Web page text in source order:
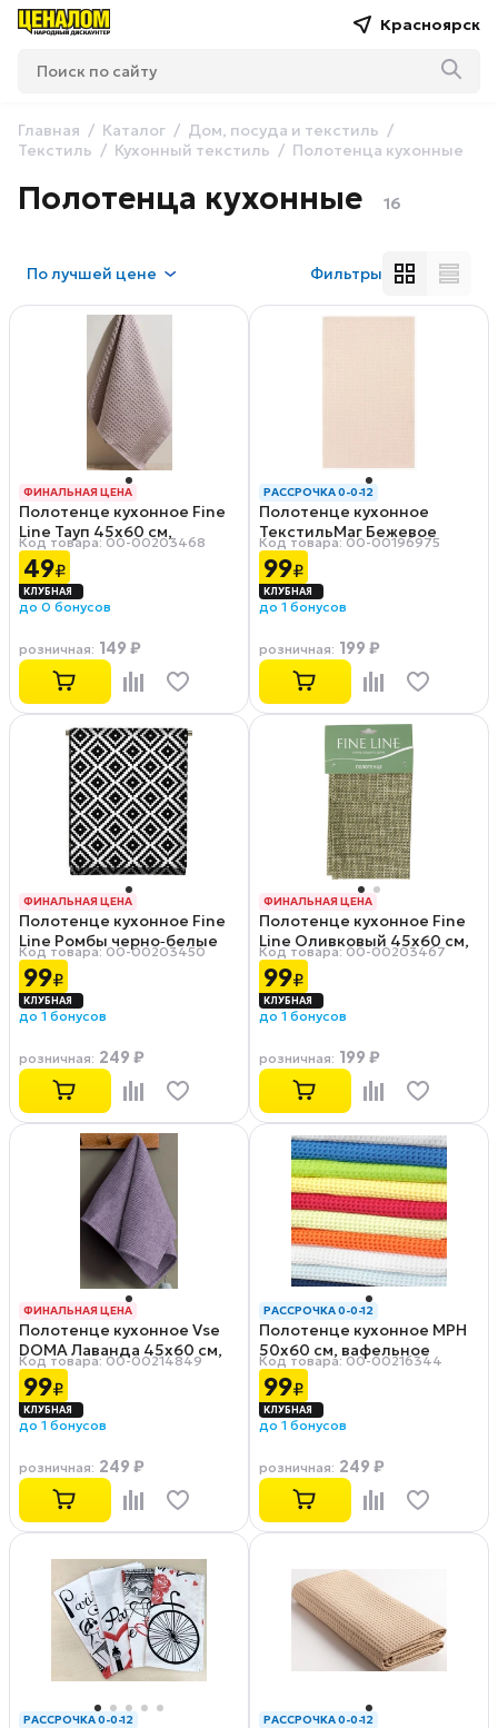
Красноярск
Главная Каталог
Дом, посуда и текстиль
Текстиль
Кухонный текстиль Полотенца кухонные
Полотенца кухонные 16
Получшей цене Фильтры
ФИНАЛЬНАЯ ЦЕНА
РАССРОЧКА 0-0-12
Полотенце кухонное Fine
Line Тауп 45х60 см,
рогожка
Код товара: 00-00203468
49₽
до 0 бонусов
розничная: 149 ₽
РАССРОЧКА 0-0-12
Полотенце кухонное
ТекстильМаг Бежевое
40х70 см, вафельное
полотно
Код товара: 00-00196975
99₽
до 1 бонусов
розничная: 199 ₽
ФИНАЛЬНАЯ ЦЕНА
РАССРОЧКА 0-0-12
Полотенце кухонное Fine
Line Ромбы черно‑белые
45х60 см, вафельное
полотно
Код товара: 00-00203450
99₽
до 1 бонусов
розничная: 249 ₽
ФИНАЛЬНАЯ ЦЕНА
РАССРОЧКА 0-0-12
Полотенце кухонное Fine
Line Оливковый 45х60 см,
рогожка
Код товара: 00-00203467
99₽
до 1 бонусов
розничная: 199 ₽
ФИНАЛЬНАЯ ЦЕНА
РАССРОЧКА 0-0-12
Полотенце кухонное Vse
DOMA Лаванда 45х60 см,
вафельное полотно
Код товара: 00-00214849
99₽
до 1 бонусов
розничная: 249 ₽
РАССРОЧКА 0-0-12
Полотенце кухонное МРН
50х60 см, вафельное
полотно, цвет: в
ассортименте
Код товара: 00-00216344
99₽
до 1 бонусов
розничная: 249 ₽
РАССРОЧКА 0-0-12 РАССРОЧКА 0-0-12